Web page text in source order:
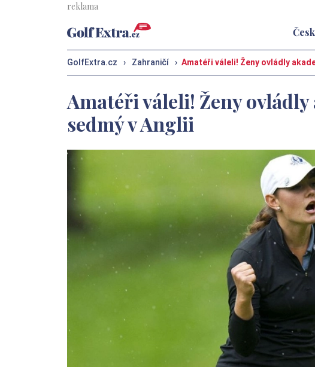
GolfExtra.cz › Zahraničí › Amatéři váleli! Ženy ovládly
Amatéři váleli! Ženy
sedmý v Anglii